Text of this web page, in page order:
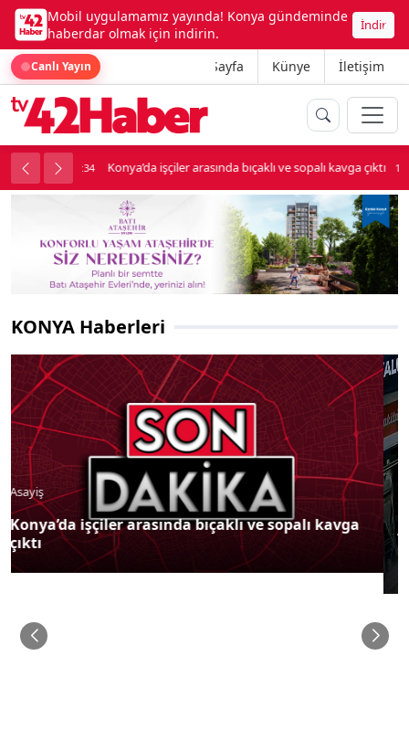
Mobil uygulamamız yayında! Konya gündeminde
haberdar olmak için indirin.
İndir
Canlı Yayın Ana Sayfa Künye İletişim
kavga çıktı 18:34 Lüks otomobille kar maskeli milyonluk soygun
KONYA Haberleri
Asayiş
Lüks otomobille kar maskeli milyonluk soygun